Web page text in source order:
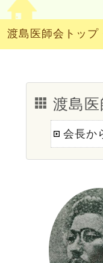
渡島医師会トップ
渡島
会長か